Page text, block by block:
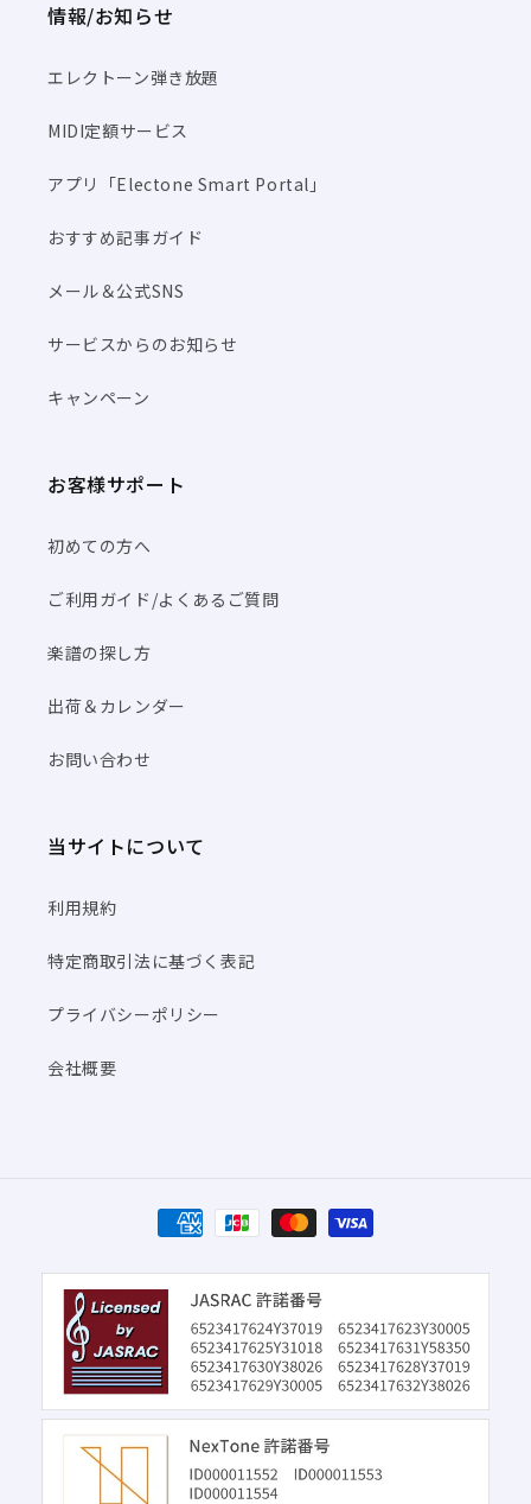
情報/お知らせ
エレクトーン弾き放題
MIDI定額サービス
アプリ「Electone Smart Portal」
おすすめ記事ガイド
メール＆公式SNS
サービスからのお知らせ
キャンペーン
お客様サポート
初めての方へ
ご利用ガイド/よくあるご質問
楽譜の探し方
出荷＆カレンダー
お問い合わせ
当サイトについて
利用規約
特定商取引法に基づく表記
プライバシーポリシー
会社概要
決
済
方
法